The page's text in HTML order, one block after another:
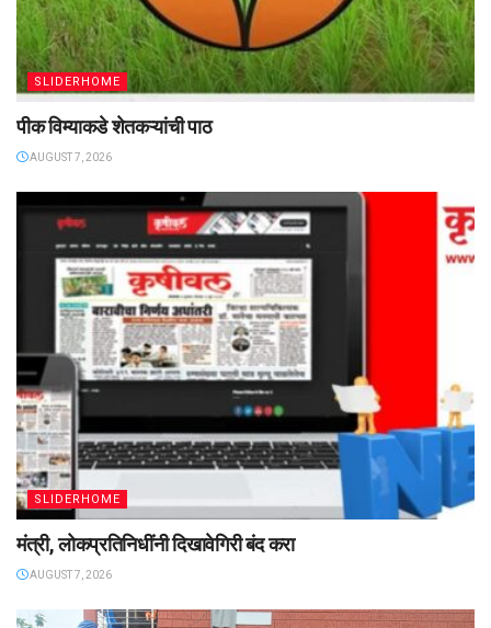
SLIDERHOME
पीक विम्याकडे शेतकऱ्यांची पाठ
AUGUST 7, 2026
SLIDERHOME
मंत्री, लोकप्रतिनिधींनी दिखावेगिरी बंद करा
AUGUST 7, 2026